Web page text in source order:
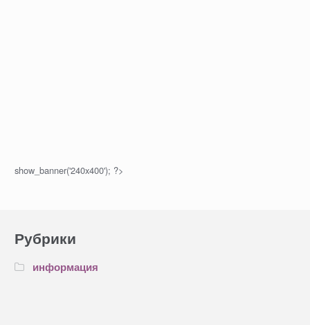
show_banner('240x400'); ?>
Рубрики
информация